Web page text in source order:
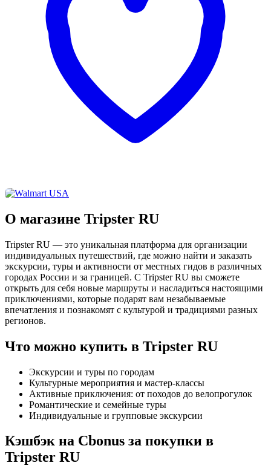
О магазине Tripster RU
Tripster RU — это уникальная платформа для организации
индивидуальных путешествий, где можно найти и заказать
экскурсии, туры и активности от местных гидов в различных
городах России и за границей. С Tripster RU вы сможете
открыть для себя новые маршруты и насладиться настоящими
приключениями, которые подарят вам незабываемые
впечатления и познакомят с культурой и традициями разных
регионов.
Что можно купить в Tripster RU
Экскурсии и туры по городам
Культурные мероприятия и мастер-классы
Активные приключения: от походов до велопрогулок
Романтические и семейные туры
Индивидуальные и групповые экскурсии
Кэшбэк на Cbonus за покупки в
Tripster RU